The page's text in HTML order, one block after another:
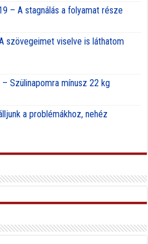
– A stagnálás a folyamat része
szövegeimet viselve is láthatom
Szülinapomra mínusz 22 kg
a problémákhoz, nehéz